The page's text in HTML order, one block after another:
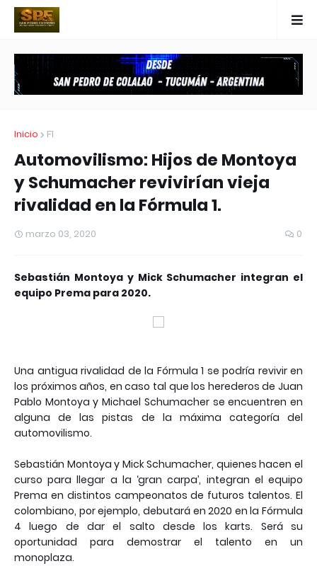
Inicio F1
Automovilismo: Hijos de Montoya
y Schumacher revivirían vieja
rivalidad en la Fórmula 1.
marzo 03, 2020 0
Sebastián Montoya y Mick Schumacher integran el
equipo Prema para 2020.
Una antigua rivalidad de la Fórmula 1 se podría revivir en
los próximos años, en caso tal que los herederos de Juan
Pablo Montoya y Michael Schumacher se encuentren en
alguna de las pistas de la máxima categoría del
automovilismo.
Sebastián Montoya y Mick Schumacher, quienes hacen el
curso para llegar a la ‘gran carpa’, integran el equipo
Prema en distintos campeonatos de futuros talentos. El
colombiano, por ejemplo, debutará en 2020 en la Fórmula
4 luego de dar el salto desde los karts. Será su
oportunidad para demostrar el talento en un
monoplaza.